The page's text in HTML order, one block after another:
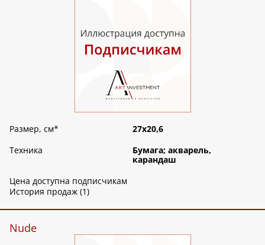
Размер, см*
27х20,6
Техника
Бумага; акварель,
карандаш
Цена доступна подписчикам
История продаж (1)
Nude